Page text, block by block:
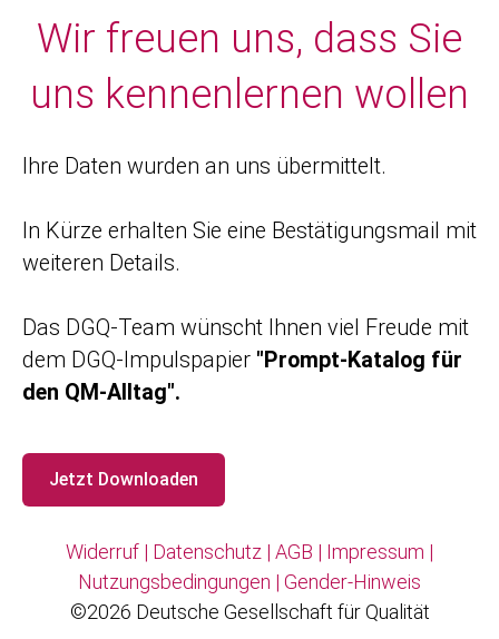
Wir freuen uns, dass Sie
uns kennenlernen wollen
Ihre Daten wurden an uns übermittelt.
In Kürze erhalten Sie eine Bestätigungsmail mit
weiteren Details.
Das DGQ-Team wünscht Ihnen viel Freude mit
dem DGQ-Impulspapier "Prompt-Katalog für
den QM-Alltag".
Jetzt Downloaden
Widerruf | Datenschutz | AGB | Impressum |
Nutzungsbedingungen | Gender-Hinweis
©2026 Deutsche Gesellschaft für Qualität